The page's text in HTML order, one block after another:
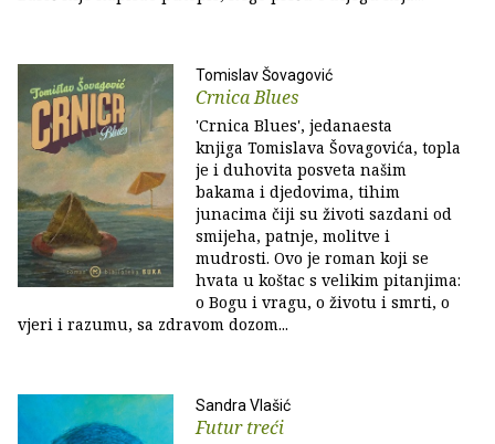
Tomislav Šovagović
Crnica Blues
'Crnica Blues', jedanaesta
knjiga Tomislava Šovagovića, topla
je i duhovita posveta našim
bakama i djedovima, tihim
junacima čiji su životi sazdani od
smijeha, patnje, molitve i
mudrosti. Ovo je roman koji se
hvata u koštac s velikim pitanjima:
o Bogu i vragu, o životu i smrti, o
vjeri i razumu, sa zdravom dozom...
Sandra Vlašić
Futur treći